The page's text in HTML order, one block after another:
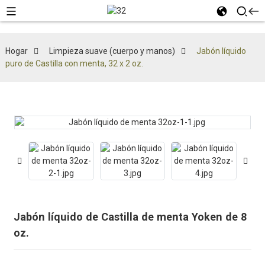
Hogar Limpieza suave (cuerpo y manos)
Jabón líquido
puro de Castilla con menta, 32 x 2 oz.
Jabón líquido de Castilla de menta Yoken de 8
oz.